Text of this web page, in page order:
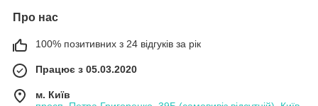
Про нас
100% позитивних з 24 відгуків за рік
Працює з 05.03.2020
м. Київ